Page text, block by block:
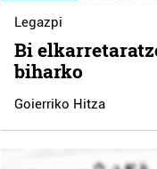
Legazpi
Bi
biharko
Goierriko Hitza